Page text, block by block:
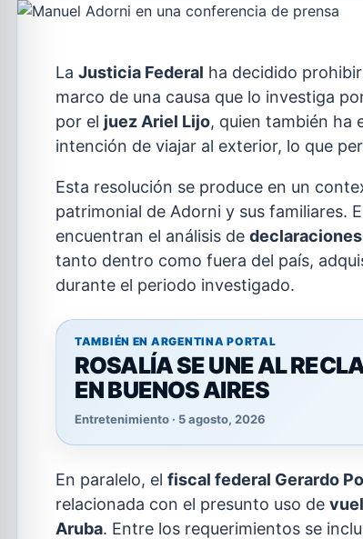
La Justicia Federal ha decidido
marco de una causa que lo investiga
por el juez Ariel Lijo, quien también ha
intención de viajar al exterior, lo que
Esta resolución se produce en un
patrimonial de Adorni y sus familiares.
encuentran el análisis de
tanto dentro como fuera del país,
durante el periodo investigado.
TAMBIÉN EN ARGENTINA PORTAL
ROSALÍA SE UNE AL
EN BUENOS AIRES
Entretenimiento · 5 agosto, 2026
En paralelo, el fiscal federal Gerardo
relacionada con el presunto uso de
Aruba. Entre los requerimientos se